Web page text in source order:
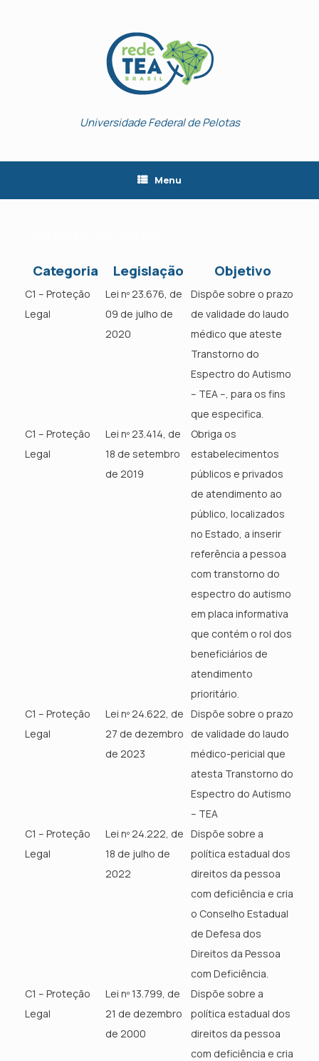
Universidade Federal de Pelotas
Menu
Categoria Legislação Objetivo
C1 – Proteção
Legal
Lei nº 23.676, de
09 de julho de
2020
Dispõe sobre o prazo
de validade do laudo
médico que ateste
Transtorno do
Espectro do Autismo
– TEA –, para os fins
que especifica.
C1 – Proteção
Legal
Lei nº 23.414, de
18 de setembro
de 2019
Obriga os
estabelecimentos
públicos e privados
de atendimento ao
público, localizados
no Estado, a inserir
referência a pessoa
com transtorno do
espectro do autismo
em placa informativa
que contém o rol dos
beneficiários de
atendimento
prioritário.
C1 – Proteção
Legal
Lei nº 24.622, de
27 de dezembro
de 2023
Dispõe sobre o prazo
de validade do laudo
médico-pericial que
atesta Transtorno do
Espectro do Autismo
– TEA
C1 – Proteção
Legal
Lei nº 24.222, de
18 de julho de
2022
Dispõe sobre a
política estadual dos
direitos da pessoa
com deficiência e cria
o Conselho Estadual
de Defesa dos
Direitos da Pessoa
com Deficiência.
C1 – Proteção
Legal
Lei nº 13.799, de
21 de dezembro
de 2000
Dispõe sobre a
política estadual dos
direitos da pessoa
com deficiência e cria